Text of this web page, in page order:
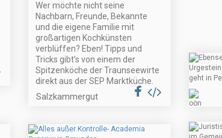
Wer möchte nicht seine
Nachbarn, Freunde, Bekannte
und die eigene Familie mit
großartigen Kochkünsten
verblüffen? Eben! Tipps und
Tricks gibt’s von einem der
Spitzenköche der Traunseewirte
direkt aus der SEP Marktküche.
Salzkammergut